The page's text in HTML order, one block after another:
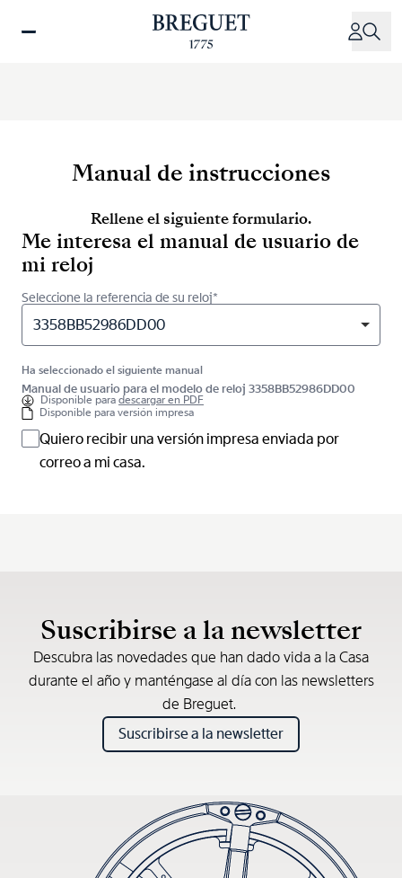
Manual de instrucciones
Rellene el siguiente formulario.
Me interesa el manual de usuario de
mi reloj
Seleccione la referencia de su reloj*
3358BB52986DD00
Ha seleccionado el siguiente manual
Manual de usuario para el modelo de reloj 3358BB52986DD00
Disponible paradescargar en PDF
Disponible para versión impresa
Quiero recibir una versión impresa enviada por
correo a mi casa.
Suscribirse a la newsletter
Descubra las novedades que han dado vida a la Casa
durante el año y manténgase al día con las newsletters
de Breguet.
Suscribirse a la newsletter